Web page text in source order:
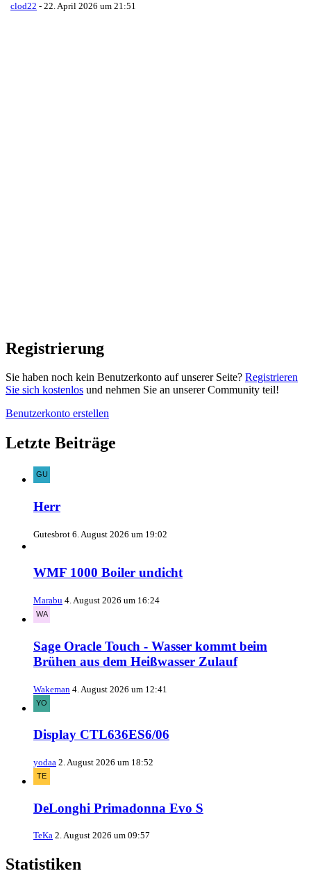
clod22 - 22. April 2026 um 21:51
Registrierung
Sie haben noch kein Benutzerkonto auf unserer Seite? Registrieren
Sie sich kostenlos und nehmen Sie an unserer Community teil!
Benutzerkonto erstellen
Letzte Beiträge
Herr
Gutesbrot 6. August 2026 um 19:02
WMF 1000 Boiler undicht
Marabu 4. August 2026 um 16:24
Sage Oracle Touch - Wasser kommt beim
Brühen aus dem Heißwasser Zulauf
Wakeman 4. August 2026 um 12:41
Display CTL636ES6/06
yodaa 2. August 2026 um 18:52
DeLonghi Primadonna Evo S
TeKa 2. August 2026 um 09:57
Statistiken